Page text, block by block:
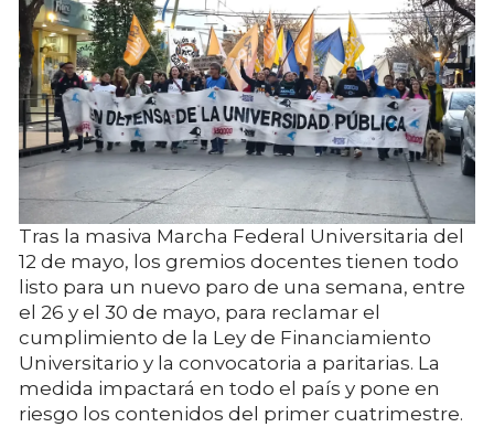
Tras la masiva Marcha Federal Universitaria del
12 de mayo, los gremios docentes tienen todo
listo para un nuevo paro de una semana, entre
el 26 y el 30 de mayo, para reclamar el
cumplimiento de la Ley de Financiamiento
Universitario y la convocatoria a paritarias. La
medida impactará en todo el país y pone en
riesgo los contenidos del primer cuatrimestre.